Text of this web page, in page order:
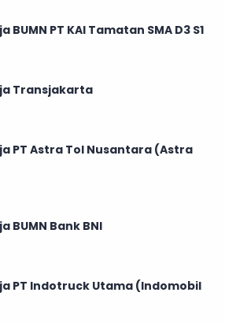
BUMN PT KAI Tamatan SMA D3 S1
Transjakarta
PT Astra Tol Nusantara (Astra
BUMN Bank BNI
PT Indotruck Utama (Indomobil